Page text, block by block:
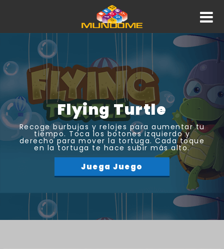
Flying Turtle
Recoge burbujas y relojes para aumentar tu
tiempo. Toca los botones izquierdo y
derecho para mover la tortuga. Cada toque
en la tortuga te hace subir más alto.
Juega Juego